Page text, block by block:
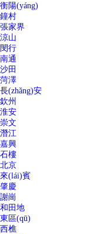
衡陽(yáng)
鐘村
張家界
涼山
閔行
南通
沙田
菏澤
長(zhǎng)安
欽州
淮安
崇文
潛江
嘉興
石樓
北京
來(lái)賓
肇慶
謝崗
和田地
東區(qū)
西樵